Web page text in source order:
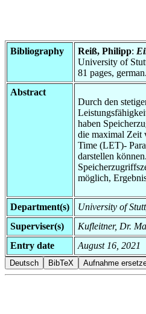
Bibliography Reiß, Philipp:
University of
81 pages, german.
Abstract
Durch den
haben
die maximal Zeit
Time (LET)-
darstellen
möglich,
Department(s)
University of
Superviser(s)
Kufleitner, Dr.
Entry date
August 16, 2021